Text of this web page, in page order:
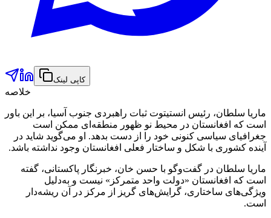
کاپی لینک
خلاصه
ماریا سلطان، رئیس انستیتوت ثبات راهبردی جنوب آسیا، بر این باور
است که افغانستان در محیط نو ظهور منطقه‌ای ممکن است
جغرافیای سیاسی کنونی خود را از دست بدهد. او می‌گوید شاید در
آینده کشوری با شکل و ساختار فعلی افغانستان وجود نداشته باشد.
ماریا سلطان در گفت‌وگو با حسن خان، خبرنگار پاکستانی، گفته
است که افغانستان «دولت واحد متمرکز» نیست و به‌دلیل
ویژگی‌های ساختاری، گرایش‌های گریز از مرکز در آن ریشه‌دار
است.